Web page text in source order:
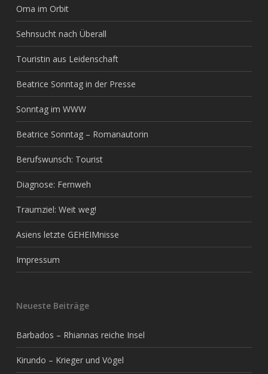
Oma im Orbit
Sehnsucht nach Überall
Touristin aus Leidenschaft
Beatrice Sonntag in der Presse
Sonntag im WWW
Beatrice Sonntag – Romanautorin
Berufswunsch: Tourist
Diagnose: Fernweh
Traumziel: Weit weg!
Asiens letzte GEHEIMnisse
Impressum
Neueste Beiträge
Barbados – Rhiannas reiche Insel
Kirundo – Krieger und Vögel